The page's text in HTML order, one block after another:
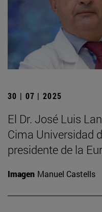
30 | 07 | 2025
El Dr. José Luis
Cima Universidad
presidente de la
Imagen Manuel Castells